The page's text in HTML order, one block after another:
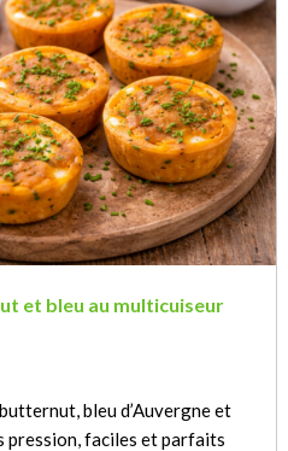
et bleu au multicuiseur
bleu d’Auvergne et
pression, faciles et parfaits